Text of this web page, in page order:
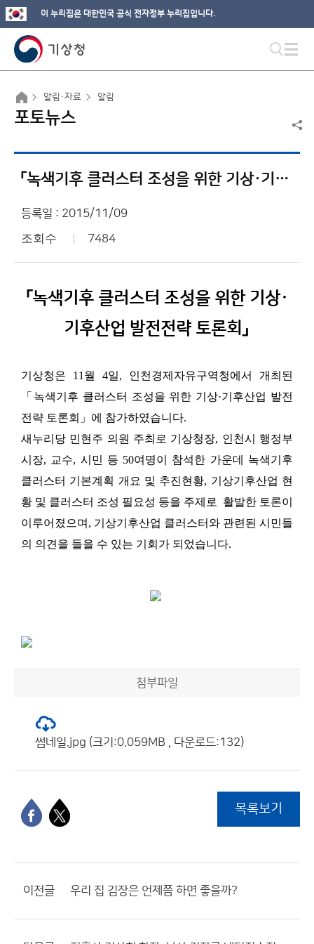
이 누리집은 대한민국 공식 전자정부 누리집입니다.
알림·자료 알림
포토뉴스
「녹색기후 클러스터 조성을 위한 기상·기후산업 발전전략 토론회」참가
등록일 : 2015/11/09
조회수 7484
「녹색기후 클러스터 조성을 위한 기상·
기후산업 발전전략 토론회」
기상청은 11월 4일, 인천경제자유구역청에서 개최된
「녹색기후 클러스터 조성을 위한 기상·기후산업 발전
전략 토론회」에 참가하였습니다.
새누리당 민현주 의원 주최로 기상청장, 인천시 행정부
시장, 교수, 시민 등 50여명이 참석한 가운데 녹색기후
클러스터 기본계획 개요 및 추진현황, 기상기후산업 현
황 및 클러스터 조성 필요성 등을 주제로 활발한 토론이
이루어졌으며, 기상기후산업 클러스터와 관련된 시민들
의 의견을 들을 수 있는 기회가 되었습니다.
첨부파일
썸네일.jpg (크기:0.059MB , 다운로드:132)
목록보기
이전글 우리 집 김장은 언제쯤 하면 좋을까?